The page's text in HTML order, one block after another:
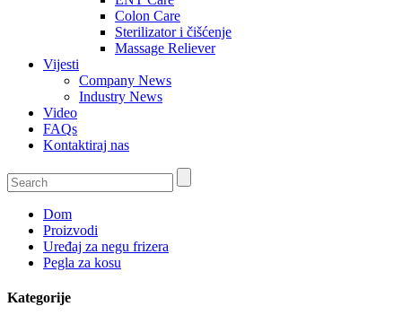
Colon Care
Sterilizator i čišćenje
Massage Reliever
Vijesti
Company News
Industry News
Video
FAQs
Kontaktiraj nas
Dom
Proizvodi
Uređaj za negu frizera
Pegla za kosu
Kategorije